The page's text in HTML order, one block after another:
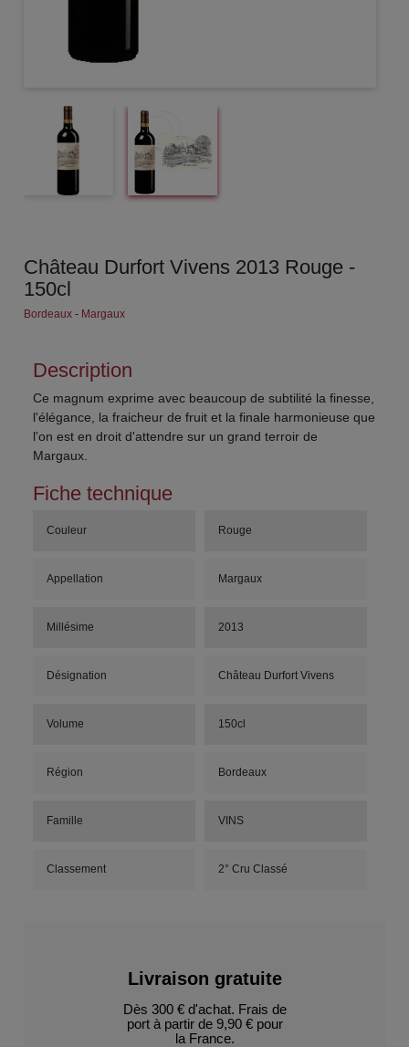
Château Durfort Vivens 2013 Rouge -
150cl
Bordeaux - Margaux
Description
Ce magnum exprime avec beaucoup de subtilité la finesse,
l'élégance, la fraicheur de fruit et la finale harmonieuse que
l'on est en droit d'attendre sur un grand terroir de
Margaux.
Fiche technique
Couleur Rouge
Appellation Margaux
Millésime 2013
Désignation Château Durfort Vivens
Volume 150cl
Région Bordeaux
Famille VINS
Classement 2° Cru Classé
Livraison gratuite
Dès 300 € d'achat. Frais de
port à partir de 9,90 € pour
la France.